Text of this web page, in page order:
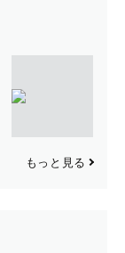
もっと見る